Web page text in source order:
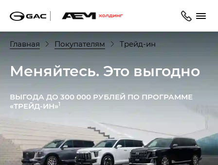
Главная Покупателям Трейд-ин
Меняйтесь. Это выгодно
ВЫГОДА ДО 300 000 РУБЛЕЙ ПО ПРОГРАММЕ
«ТРЕЙД-ИН»1